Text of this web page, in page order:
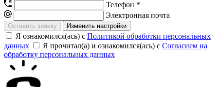
Телефон *
Электронная почта
Изменить настройки
Я ознакомился(ась) с Политикой обработки персональных
данных
Я прочитал(а) и ознакомился(ась) с Согласием на
обработку персональных данных